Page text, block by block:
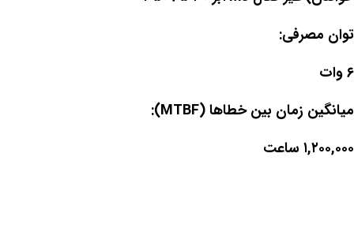
توان مصرفی:
۶ وات
میانگین زمان بین خطاها (MTBF):
۱,۲۰۰,۰۰۰ ساعت